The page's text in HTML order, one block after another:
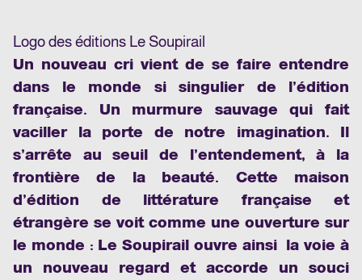
Logo des éditions Le Soupirail
Un nouveau cri vient de se faire entendre
dans le monde si singulier de l’édition
française. Un murmure sauvage qui fait
vaciller la porte de notre imagination. Il
s’arrête au seuil de l’entendement, à la
frontière de la beauté. Cette maison
d’édition de littérature française et
étrangère se voit comme une ouverture sur
le monde : Le Soupirail ouvre ainsi la voie à
un nouveau regard et accorde un souci